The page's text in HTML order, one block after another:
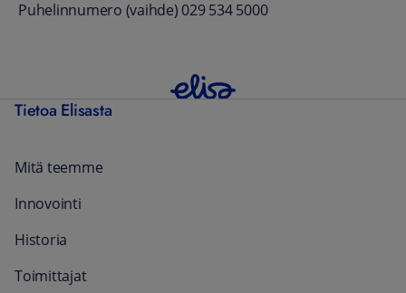
Puhelinnumero (vaihde) 029 534 5000
Tietoa Elisasta
Mitä teemme
Innovointi
Historia
Toimittajat